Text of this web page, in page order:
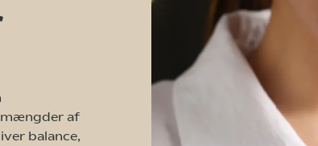
mængder af
balance,